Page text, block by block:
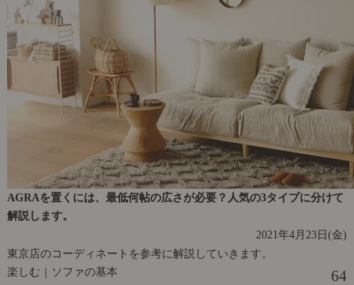
AGRAを置くには、最低何帖の広さが必要？人気の3タイプに分けて
解説します。
2021年4月23日(金)
東京店のコーディネートを参考に解説していきます。
楽しむ｜ソファの基本
64